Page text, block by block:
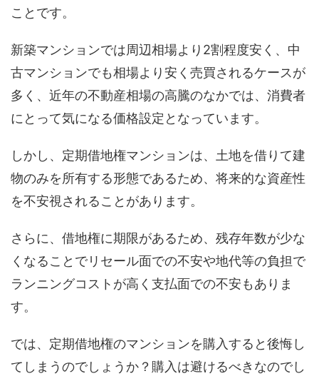
ことです。
新築マンションでは周辺相場より2割程度安く、中
古マンションでも相場より安く売買されるケースが
多く、近年の不動産相場の高騰のなかでは、消費者
にとって気になる価格設定となっています。
しかし、定期借地権マンションは、土地を借りて建
物のみを所有する形態であるため、将来的な資産性
を不安視されることがあります。
さらに、借地権に期限があるため、残存年数が少な
くなることでリセール面での不安や地代等の負担で
ランニングコストが高く支払面での不安もありま
す。
では、定期借地権のマンションを購入すると後悔し
てしまうのでしょうか？購入は避けるべきなのでし